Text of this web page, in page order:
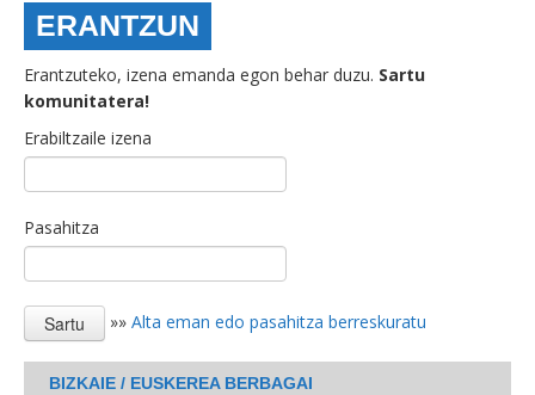
ERANTZUN
Erantzuteko, izena emanda egon behar duzu. Sartu
komunitatera!
Erabiltzaile izena
Pasahitza
»» Alta eman edo pasahitza berreskuratu
BIZKAIE / EUSKEREA BERBAGAI